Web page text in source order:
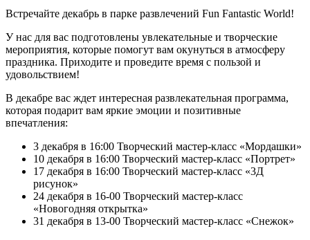
Встречайте декабрь в парке развлечений Fun Fantastic World!
У нас для вас подготовлены увлекательные и творческие
мероприятия, которые помогут вам окунуться в атмосферу
праздника. Приходите и проведите время с пользой и
удовольствием!
В декабре вас ждет интересная развлекательная программа,
которая подарит вам яркие эмоции и позитивные
впечатления:
3 декабря в 16:00 Творческий мастер-класс «Мордашки»
10 декабря в 16:00 Творческий мастер-класс «Портрет»
17 декабря в 16:00 Творческий мастер-класс «3Д
рисунок»
24 декабря в 16-00 Творческий мастер-класс
«Новогодняя открытка»
31 декабря в 13-00 Творческий мастер-класс «Снежок»